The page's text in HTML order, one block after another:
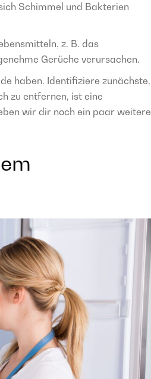
Schimmel und Bakterien
z. B. das
Gerüche verursachen.
haben. Identifiziere zunächste,
zu entfernen, ist eine
wir dir noch ein paar weitere